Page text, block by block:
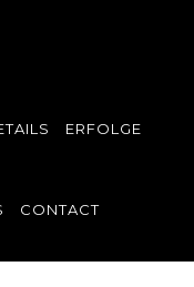
ERFOLGE
CONTACT